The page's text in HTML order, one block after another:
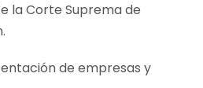
la Corte Suprema de
de empresas y